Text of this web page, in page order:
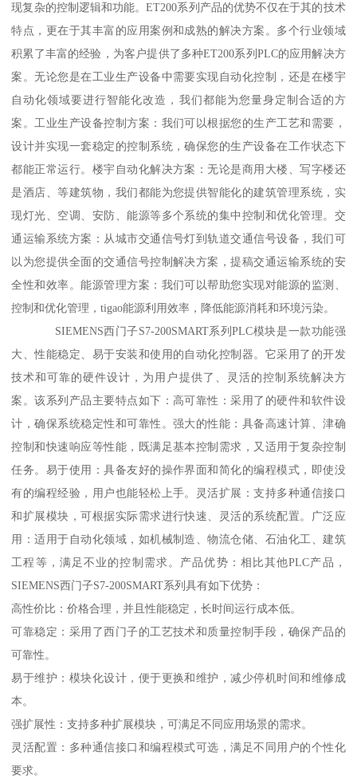
现复杂的控制逻辑和功能。ET200系列产品的优势不仅在于其的技术
特点，更在于其丰富的应用案例和成熟的解决方案。多个行业领域
积累了丰富的经验，为客户提供了多种ET200系列PLC的应用解决方
案。无论您是在工业生产设备中需要实现自动化控制，还是在楼宇
自动化领域要进行智能化改造，我们都能为您量身定制合适的方
案。工业生产设备控制方案：我们可以根据您的生产工艺和需要，
设计并实现一套稳定的控制系统，确保您的生产设备在工作状态下
都能正常运行。楼宇自动化解决方案：无论是商用大楼、写字楼还
是酒店、等建筑物，我们都能为您提供智能化的建筑管理系统，实
现灯光、空调、安防、能源等多个系统的集中控制和优化管理。交
通运输系统方案：从城市交通信号灯到轨道交通信号设备，我们可
以为您提供全面的交通信号控制解决方案，提稿交通运输系统的安
全性和效率。能源管理方案：我们可以帮助您实现对能源的监测、
控制和优化管理，tigao能源利用效率，降低能源消耗和环境污染。
SIEMENS西门子S7-200SMART系列PLC模块是一款功能强
大、性能稳定、易于安装和使用的自动化控制器。它采用了的开发
技术和可靠的硬件设计，为用户提供了、灵活的控制系统解决方
案。该系列产品主要特点如下：高可靠性：采用了的硬件和软件设
计，确保系统稳定性和可靠性。强大的性能：具备高速计算、津确
控制和快速响应等性能，既满足基本控制需求，又适用于复杂控制
任务。易于使用：具备友好的操作界面和简化的编程模式，即使没
有的编程经验，用户也能轻松上手。灵活扩展：支持多种通信接口
和扩展模块，可根据实际需求进行快速、灵活的系统配置。广泛应
用：适用于自动化领域，如机械制造、物流仓储、石油化工、建筑
工程等，满足不业的控制需求。产品优势：相比其他PLC产品，
SIEMENS西门子S7-200SMART系列具有如下优势：
高性价比：价格合理，并且性能稳定，长时间运行成本低。
可靠稳定：采用了西门子的工艺技术和质量控制手段，确保产品的
可靠性。
易于维护：模块化设计，便于更换和维护，减少停机时间和维修成
本。
强扩展性：支持多种扩展模块，可满足不同应用场景的需求。
灵活配置：多种通信接口和编程模式可选，满足不同用户的个性化
要求。